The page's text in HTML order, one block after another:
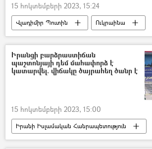
15 հոկտեմբերի 2023, 15:24
Վլադիմիր Պուտին
Ուկրաինա
ԱՄՆ
Չինաստան Պատերազմ
Իրանցի բարձրաստիճան
պաշտոնյայի դեմ մահափորձ է
կատարվել. վիճակը ծայրահեղ ծանր է
15 հոկտեմբերի 2023, 15:00
Իրանի Իսլամական Հանրապետություն
մահափորձ
պաշտոնյա